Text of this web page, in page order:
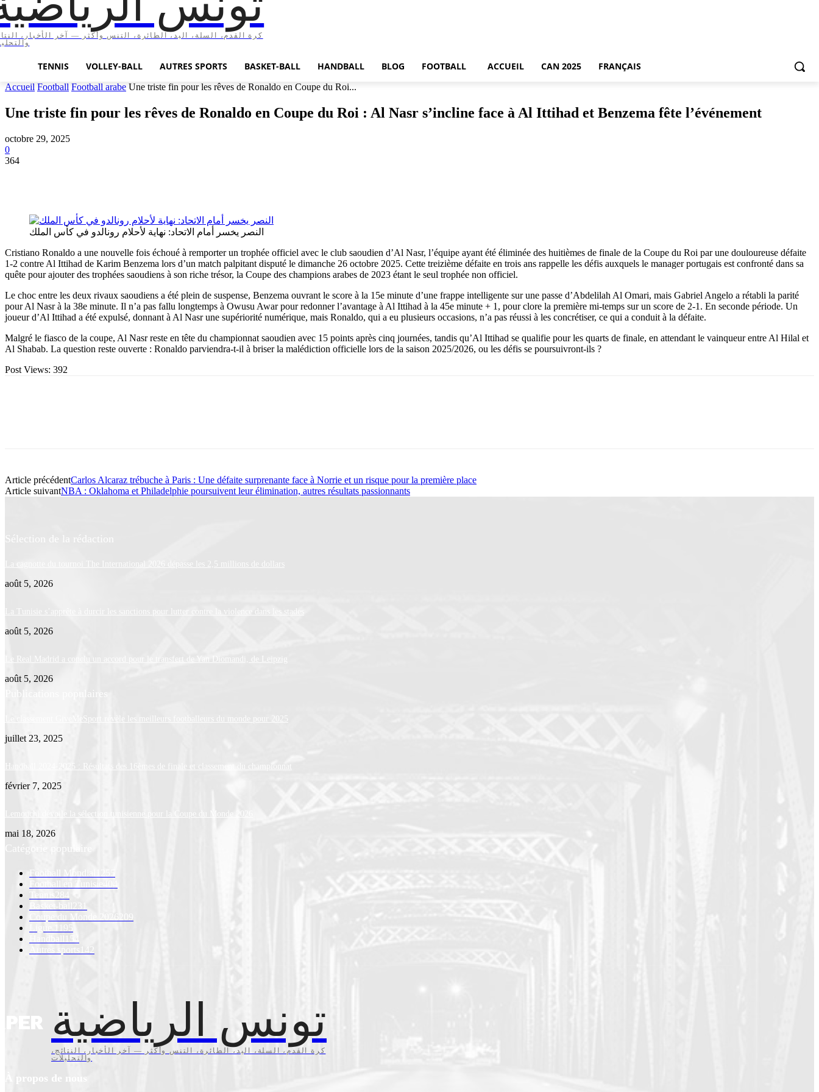
كرة القدم، السلة، اليد، الطائرة، التنس وأكثر — آخر الأخبار،
TENNIS VOLLEY-BALL AUTRES SPORTS BASKET-BALL HANDBALL BLOG FOOTBALL ACCUEIL CAN 2025 FRANÇAIS
Accueil Football Football arabe Une triste fin pour les rêves de Ronaldo en Coupe du Roi...
Une triste fin pour les rêves de Ronaldo en Coupe du Roi : Al Nasr s’incline face à Al Ittihad et Benzema fête l’événement
octobre 29, 2025
0
364
النصر يخسر أمام الاتحاد: نهاية لأحلام رونالدو في كأس الملك
Cristiano Ronaldo a une nouvelle fois échoué à remporter un trophée officiel avec le club saoudien d’Al Nasr, l’équipe ayant été éliminée des huitièmes de finale de la Coupe du Roi par une douloureuse défaite
1-2 contre Al Ittihad de Karim Benzema lors d’un match palpitant disputé le dimanche 26 octobre 2025. Cette treizième défaite en trois ans rappelle les défis auxquels le manager portugais est confronté dans sa
quête pour ajouter des trophées saoudiens à son riche trésor, la Coupe des champions arabes de 2023 étant le seul trophée non officiel.
Le choc entre les deux rivaux saoudiens a été plein de suspense, Benzema ouvrant le score à la 15e minute d’une frappe intelligente sur une passe d’Abdelilah Al Omari, mais Gabriel Angelo a rétabli la parité
pour Al Nasr à la 38e minute. Il n’a pas fallu longtemps à Owusu Awar pour redonner l’avantage à Al Ittihad à la 45e minute + 1, pour clore la première mi-temps sur un score de 2-1. En seconde période. Un
joueur d’Al Ittihad a été expulsé, donnant à Al Nasr une supériorité numérique, mais Ronaldo, qui a eu plusieurs occasions, n’a pas réussi à les concrétiser, ce qui a conduit à la défaite.
Malgré le fiasco de la coupe, Al Nasr reste en tête du championnat saoudien avec 15 points après cinq journées, tandis qu’Al Ittihad se qualifie pour les quarts de finale, en attendant le vainqueur entre Al Hilal et
Al Shabab. La question reste ouverte : Ronaldo parviendra-t-il à briser la malédiction officielle lors de la saison 2025/2026, ou les défis se poursuivront-ils ?
Post Views: 392
Article précédentCarlos Alcaraz trébuche à Paris : Une défaite surprenante face à Norrie et un risque pour la première place
Article suivantNBA : Oklahoma et Philadelphie poursuivent leur élimination, autres résultats passionnants
Sélection de la rédaction
La cagnotte du tournoi The International 2026 dépasse les 2,5 millions de dollars
août 5, 2026
La Tunisie s’apprête à durcir les sanctions pour lutter contre la violence dans les stades
août 5, 2026
Le Real Madrid a conclu un accord pour le transfert de Yan Diomandi, de Leipzig
août 5, 2026
Publications populaires
Le classement GiveMeSport révèle les meilleurs footballeurs du monde pour 2025
juillet 23, 2025
Handball 2024-2025 : Résultats des 16èmes de finale et classement du championnat
février 7, 2025
Lemouchi dévoile la sélection tunisienne pour la Coupe du Monde 2026
mai 18, 2026
Catégorie populaire
Football Mondial
Football en Tunisie
Basket-ball
Coupe du Monde 2026
195
154
Autres sports 142
تونس الرياضية
كرة القدم، السلة، اليد، الطائرة، التنس وأكثر — آخر الأخبار، النتائج،
والتحليلات
À propos de nous